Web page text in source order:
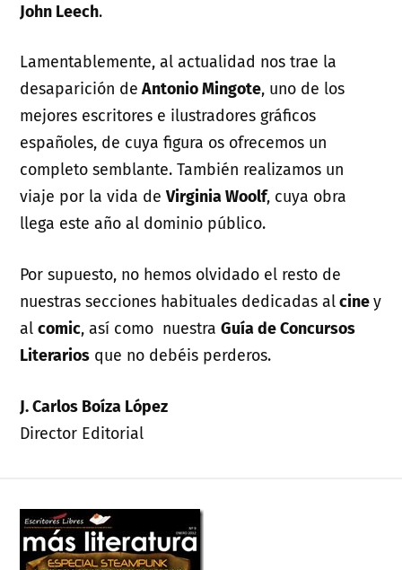
John Leech.
Lamentablemente, al actualidad nos trae la
desaparición de Antonio Mingote, uno de los
mejores escritores e ilustradores gráficos
españoles, de cuya figura os ofrecemos un
completo semblante. También realizamos un
viaje por la vida deVirginia Woolf, cuya obra
llega este año al dominio público.
Por supuesto, no hemos olvidado el resto de
nuestras secciones habituales dedicadas alciney
alcomic, así como nuestraGuía de Concursos
Literarios que no debéis perderos.
J. Carlos Boíza López
Director Editorial